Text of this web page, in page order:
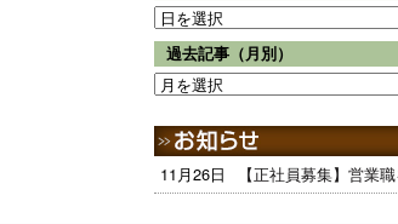
過去記事（月別）
11月26日 【正社員募集】営業